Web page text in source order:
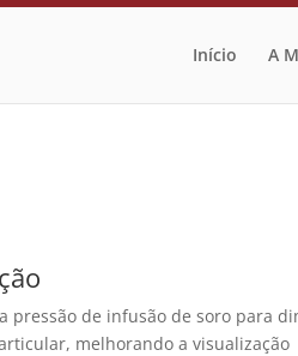
Início A
pressão de infusão de soro para
melhorando a visualização